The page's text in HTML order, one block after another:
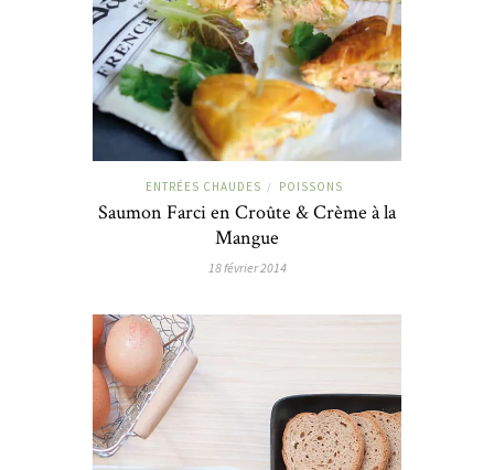
ENTRÉES CHAUDES / POISSONS
Saumon Farci en Croûte & Crème à la
Mangue
18 février 2014